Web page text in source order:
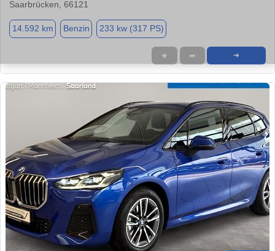
Saarbrücken, 66121
14.592 km Benzin 233 kw (317 PS)
★ ➦ ➜